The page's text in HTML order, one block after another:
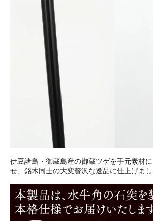
伊豆諸島・御蔵島産の御蔵ツゲを手元素材
せ、銘木同士の大変贅沢な逸品に仕上げまし